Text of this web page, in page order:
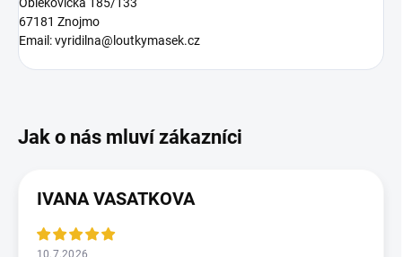
67181 Znojmo
Email: vyridilna@loutkymasek.cz
IVANA VASATKOVA
10.7.2026